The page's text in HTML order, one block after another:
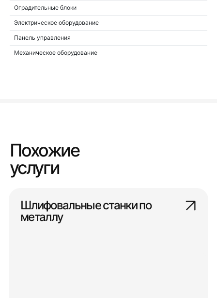
Оградительные блоки
Электрическое оборудование
Панель управления
Механическое оборудование
Похожие
услуги
Шлифовальные станки по
металлу